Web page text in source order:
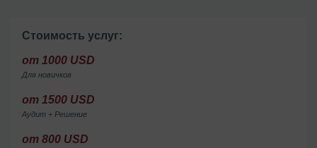
Стоимость услуг:
от 1000 USD
Для новичков
от 1500 USD
Аудит + Решение
от 800 USD